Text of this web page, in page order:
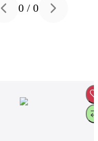
Previous slide
0 /0 Next slide